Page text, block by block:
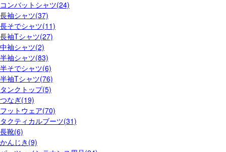
コンバットシャツ(24)
長袖シャツ(37)
長そでシャツ(11)
長袖Tシャツ(27)
中袖シャツ(2)
半袖シャツ(83)
半そでシャツ(6)
半袖Tシャツ(76)
タンクトップ(5)
つなぎ(19)
フットウェア(70)
タクティカルブーツ(31)
長靴(6)
かんじき(9)